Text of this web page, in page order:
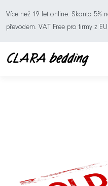
Více než 19 let online. Skonto 5%
převodem. VAT Free pro firmy z EU.